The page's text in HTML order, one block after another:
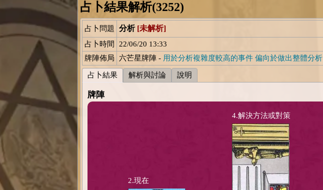
占卜結果解析(3252)
占卜問題 分析 [未解析]
占卜時間
22/06/20 13:33
牌陣佈局
六芒星牌陣 - 用於分析複雜度較高的事件 偏向於做出整體分析
占卜結果 解析與討論 說明
牌陣
2.現在
4.解決方法或對策